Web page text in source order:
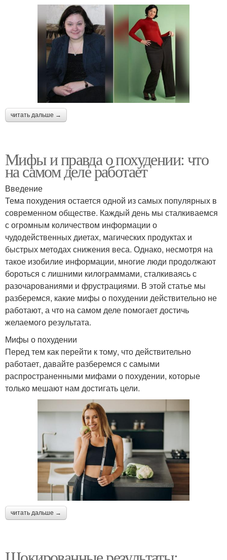
читать дальше →
Мифы и правда о похудении: что
на самом деле работает
Введение
Тема похудения остается одной из самых популярных в
современном обществе. Каждый день мы сталкиваемся
с огромным количеством информации о
чудодейственных диетах, магических продуктах и
быстрых методах снижения веса. Однако, несмотря на
такое изобилие информации, многие люди продолжают
бороться с лишними килограммами, сталкиваясь с
разочарованиями и фрустрациями. В этой статье мы
разберемся, какие мифы о похудении действительно не
работают, а что на самом деле помогает достичь
желаемого результата.
Мифы о похудении
Перед тем как перейти к тому, что действительно
работает, давайте разберемся с самыми
распространенными мифами о похудении, которые
только мешают нам достигать цели.
читать дальше →